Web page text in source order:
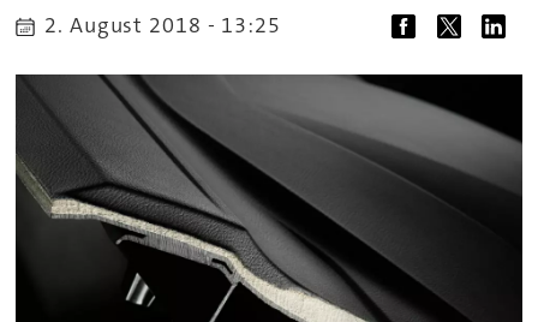
2. August 2018 - 13:25